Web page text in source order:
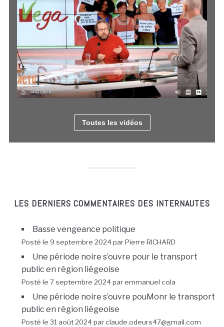
Toutes les vidéos
LES DERNIERS COMMENTAIRES DES INTERNAUTES
Basse vengeance politique
Posté le 9 septembre 2024 par Pierre RICHARD
Une période noire s’ouvre pour le transport
public en région liégeoise
Posté le 7 septembre 2024 par emmanuel cola
Une période noire s’ouvre pouMonr le transport
public en région liégeoise
Posté le 31 août 2024 par claude.odeurs47@gmail.com